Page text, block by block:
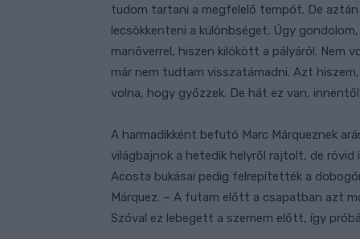
tudom tartani a megfelelő tempót. De
lecsökkenteni a különbséget. Úgy
manőverrel, hiszen kilökött a pályáról. Nem
már nem tudtam visszatámadni. Azt
volna, hogy győzzek. De hát ez van,
A harmadikként befutó Marc Márqueznek
világbajnok a hetedik helyről rajtolt, de
Acosta bukásai pedig felrepítették a
Márquez. – A futam előtt a csapatban azt
Szóval ez lebegett a szemem előtt, így